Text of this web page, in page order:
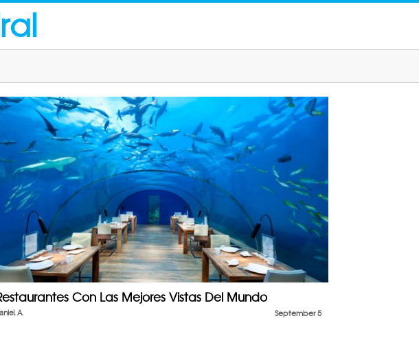
Con Las Mejores Vistas Del Mundo
September 5
A.